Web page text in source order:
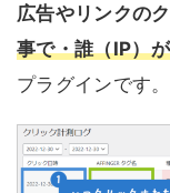
広告やリンクの
事で・誰（IP）
プラグインです。